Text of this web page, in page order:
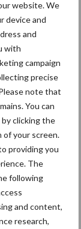
website. We
device and
and
with
campaign
precise
note that
You can
clicking the
your screen.
providing you
The
following
and content,
research,